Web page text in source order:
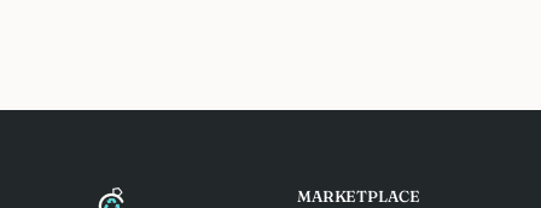
MARKETPLACE